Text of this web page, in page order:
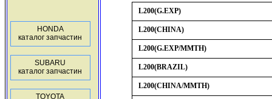
HONDA
каталог запчастин
SUBARU
каталог запчастин
TOYOTA
L200(G.EXP)
L200(CHINA)
L200(G.EXP/MMTH)
L200(BRAZIL)
L200(CHINA/MMTH)